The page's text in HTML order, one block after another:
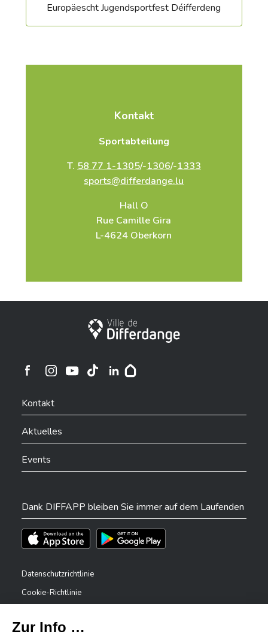
Europäescht Jugendsportfest Déifferdeng
Kontakt
Sportabteilung
T. 58 77 1-1305/-1306/-1333
sports@differdange.lu
Hall O
Rue Camille Gira
L-4624 Oberkorn
Stadt Differdingen
Ville de Differdange sur Instagram
Kontakt
Aktuelles
Events
Dank DIFFAPP bleiben Sie immer auf dem Laufenden
Téléchargez l'app sur l'App StoreTéléchargez l'app sur Play Store
Datenschutzrichtlinie
Cookie-Richtlinie
Erklärung zur Barrierefreiheit